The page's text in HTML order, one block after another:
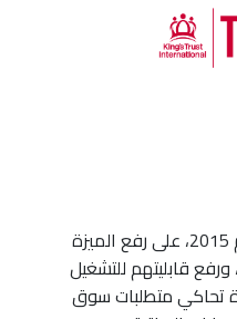
يعمل مشروع طريقي منذ عام 2015، على رفع الميزة
ورفع قابليتهم للتشغيل
تحاكي متطلبات سوق